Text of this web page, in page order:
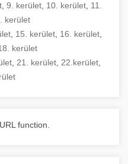
, 9. kerület, 10. kerület, 11.
kerület
15. kerület 16. kerület
kerület
21. kerület 22.kerület
function.